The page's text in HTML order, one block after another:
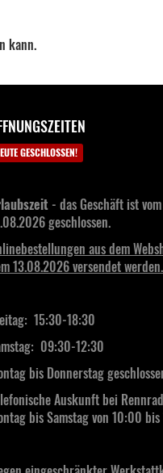
kann.
GESCHLOSSEN!
- das Geschäft ist
geschlossen.
aus dem
13.08.2026 versendet werden.
15:30-18:30
09:30-12:30
bis Donnerstag
Auskunft bei
bis Samstag von 10:00